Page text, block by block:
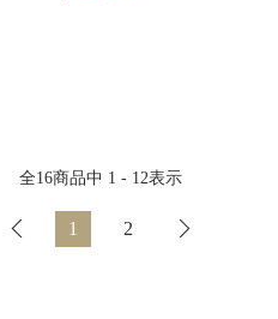
全16商品中 1 - 12表示
1 2